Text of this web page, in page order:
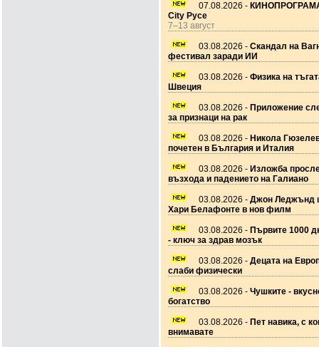
07.08.2026 -
City Русе
7–13 август
03.08.2026 - Скандал на
фестивал заради ИИ
03.08.2026 - Физика на
Швеция
03.08.2026 - Приложение
за признаци на рак
03.08.2026 - Никола
почетен в България и Италия
03.08.2026 - Изложба
възхода и падението на Галиано
03.08.2026 - Джон Леджънд
Хари Белафонте в нов филм
03.08.2026 - Първите 1000
- ключ за здрав мозък
03.08.2026 - Децата на
слаби физически
03.08.2026 - Чушките -
богатство
03.08.2026 - Пет навика, с
внимавате